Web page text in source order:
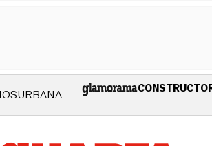
URBANA